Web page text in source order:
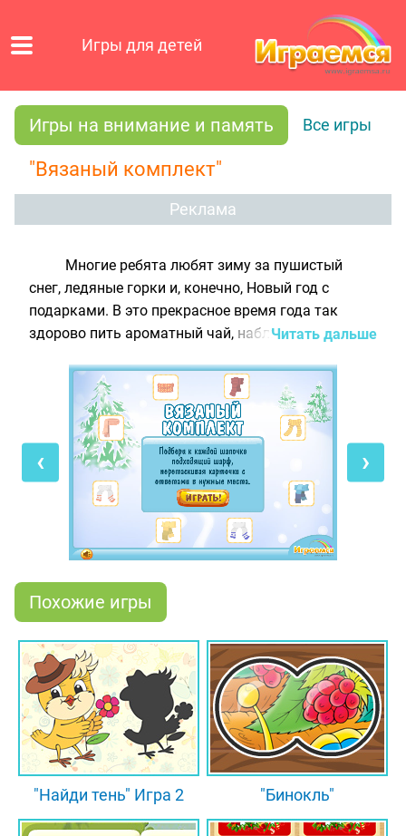
Игры для детей
Игры на внимание и память Все игры
"Вязаный комплект"
Реклама
Многие ребята любят зиму за пушистый
снег, ледяные горки и, конечно, Новый год с
подарками. В это прекрасное время года так
здорово пить ароматный чай, наблюдая за
лучше одеться потеплее и отправиться на улицу.
Ведь там можно поиграть в снежки, слепить
снеговика или построить крепость и устроить
настоящую битву. А ещё покататься на коньках и
санках или просто полежать в снегу, изображая
«снежного ангела».
Осталось выбрать правильный наряд для
прогулки. Давай поиграем в интересную игру на
шапочек и шарфиков, которые перепутались
между собой. Переставь карточки в нижнем ряду,
для каждой шапки есть шарф с таким же цветом
и рисунком. Как только увидишь пару, перетяни
нужный шарфик к шапочке мышкой или
пальчиком. Уверены, что ты справишься с
задачей в два счёта!
Читать дальше
‹ ›
Похожие игры
"Найди тень" Игра 2 "Бинокль"